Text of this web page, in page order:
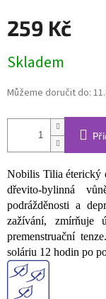
259 Kč
cena:
Skladem
Můžeme doručit do:
Nobilis Tilia éterický
dřevito-bylinná
podrážděnosti a
zažívání, zmírňuje
premenstruační
soláriu 12 hodin po